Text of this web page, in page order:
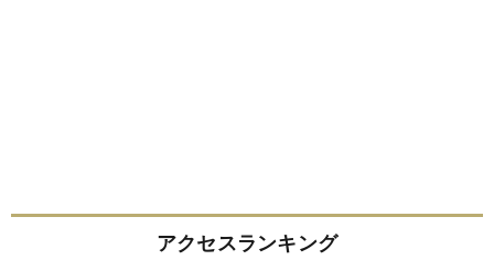
アクセスランキング